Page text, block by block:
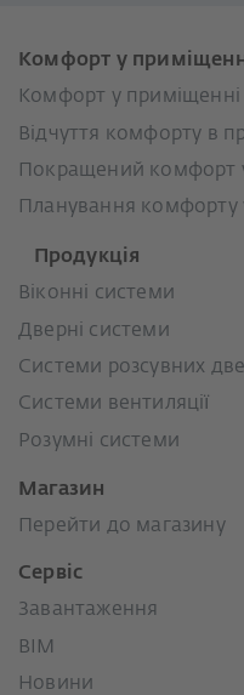
Комфорт у
Комфорт у приміщенні
Відчуття комфорту в
Покращений комфорт
Планування комфорту
Продукція
Віконні системи
Дверні системи
Системи розсувних
Системи вентиляції
Розумні системи
Магазин
Перейти до магазину
Сервіс
Завантаження
BIM
Новини